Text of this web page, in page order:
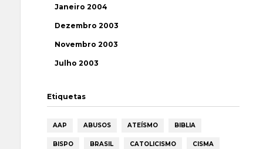
Janeiro 2004
Dezembro 2003
Novembro 2003
Julho 2003
Etiquetas
AAP ABUSOS ATEÍSMO BIBLIA
BISPO BRASIL CATOLICISMO CISMA